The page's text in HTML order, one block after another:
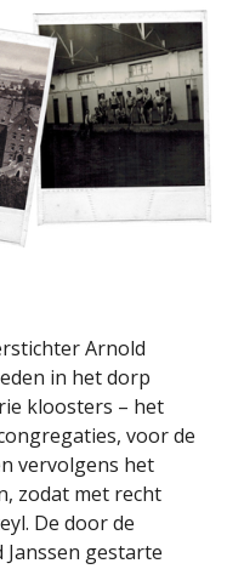
Arnold
in het dorp
kloosters – het
voor de
vervolgens het
zodat met recht
De door de
gestarte